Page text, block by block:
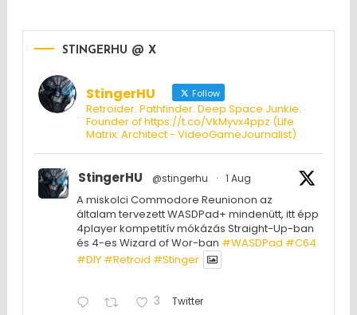
STINGERHU @ X
StingerHU Follow
Retroider. Pathfinder. Deep Space Junkie.
Founder of https://t.co/VkMyvx4ppz (Life
Matrix: Architect - VideoGameJournalist)
StingerHU @stingerhu · 1 Aug
A miskolci Commodore Reunionon az
általam tervezett WASDPad+ mindenütt, itt épp
4player kompetitív mókázás Straight-Up-ban
és 4-es Wizard of Wor-ban #WASDPad #C64
#DIY #Retroid #Stinger
3 Twitter